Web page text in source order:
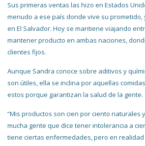
Sus primeras ventas las hizo en Estados
menudo a ese país donde vive su prometido,
en El Salvador. Hoy se mantiene viajando
mantener producto en ambas naciones,
clientes fijos.
Aunque Sandra conoce sobre aditivos y
son útiles, ella se inclina por aquellas
estos porque garantizan la salud de la gente.
“Mis productos son cien por ciento naturales
mucha gente que dice tener intolerancia a
tiene ciertas enfermedades, pero en